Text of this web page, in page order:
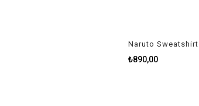
Naruto Sweatshirt
₺890,00